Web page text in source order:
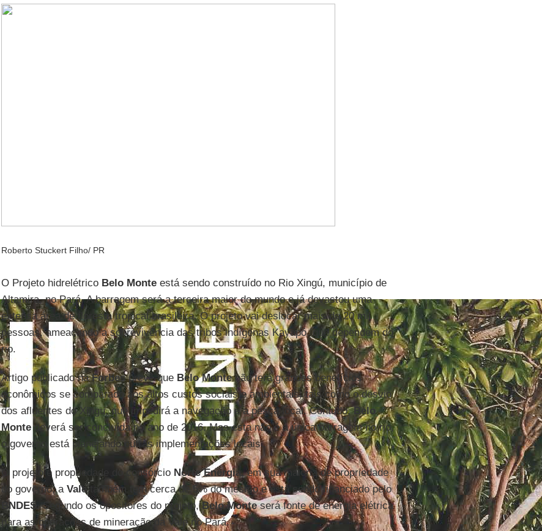
Roberto Stuckert Filho/ PR
O Projeto hidrelétrico Belo Monteestá sendo construído no Rio Xingú, município de
Altamira, no Pará. A barragem será a terceira maior do mundo e já devastou uma
extensa área de floresta tropical brasileira. O projeto vai deslocar mais de 20 mil
pessoas, ameaçando a sobrevivência das tribos indígenas Kayapó, que dependem do
rio.
Artigo publicado naForbesprevê que Belo Montenão terá grandes benefícios
econômicos se comparado aos altos custos sociais e ambientais, tais como o desvio
dos afluentes do Xingu, que impedirá a navegação e a pesca local. Contudo,Belo
Montedeverá ser concluída no ano de 2016. Mas esta não é a única barragem no rio,
o governo está planejando outras implementações locais.
O projeto é propriedade do consórcio Norte Energia,em sua maioria de propriedade
do governo, a Valetambém tem cerca de 5% do mesmo e está sendo financiado pelo
BNDES. Segundo os opositores do projeto,Belo Monteserá fonte de energia elétrica
para as operações de mineração da Vale no Pará.